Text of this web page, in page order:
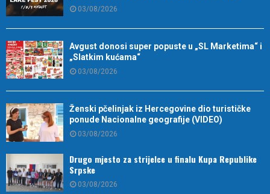
03/08/2026
Avgust donosi super popuste u „SL Marketima“ i
„Slatkim kućama“
03/08/2026
Ženski pčelinjak iz Hercegovine dio turističke
ponude Nacionalne geografije (VIDEO)
03/08/2026
Drugo mjesto za strijelce u finalu Kupa Republike
Srpske
03/08/2026